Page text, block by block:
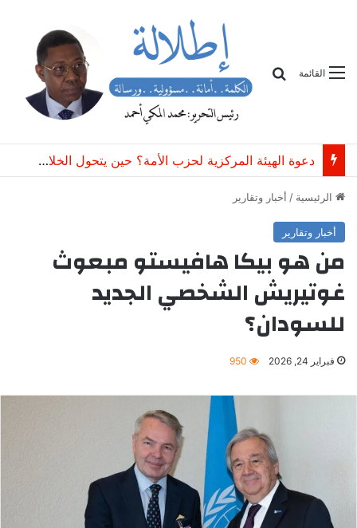
القائمة
دعوة الهيئة المركزية لحزب الأمة؟ حين يتحول الخلاف التنظيمي إلى خطر على وحدة الحزب
الرئيسية / أخبار وتقارير
أخبار وتقارير
من هو بيكا هافيستو مبعوث
غوتيريش الشخصي الجديد
للسودان؟
فبراير 24, 2026 950